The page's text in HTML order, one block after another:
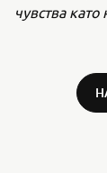
чувства като